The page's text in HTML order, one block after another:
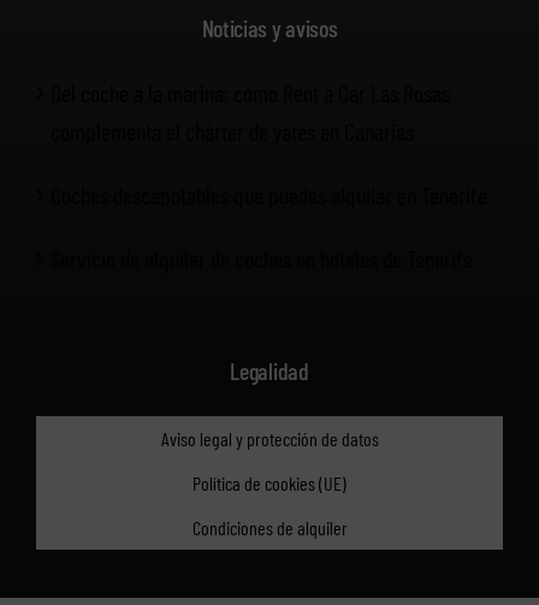
Noticias y avisos
Legalidad
Aviso legal y protección de datos
Política de cookies (UE)
Condiciones de alquiler